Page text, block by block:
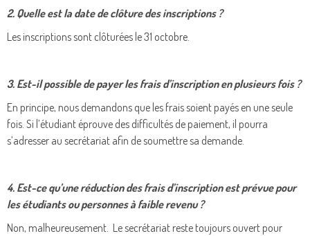
2. Quelle est la date de clôture des inscriptions ?
Les inscriptions sont clôturées le 31 octobre.
3. Est-il possible de payer les frais d’inscription en plusieurs fois ?
En principe, nous demandons que les frais soient payés en une seule
fois. Si l’étudiant éprouve des difficultés de paiement, il pourra
s’adresser au secrétariat afin de soumettre sa demande.
4. Est-ce qu’une réduction des frais d’inscription est prévue pour
les étudiants ou personnes à faible revenu ?
Non, malheureusement. Le secrétariat reste toujours ouvert pour